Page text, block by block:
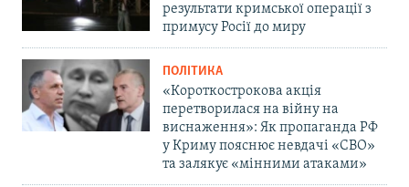
результати кримської операції з
примусу Росії до миру
ПОЛІТИКА
«Короткострокова акція
перетворилася на війну на
виснаження»: Як пропаганда РФ
у Криму пояснює невдачі «СВО»
та залякує «мінними атаками»